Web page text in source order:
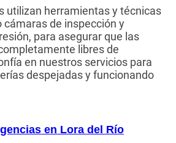
utilizan herramientas y técnicas
cámaras de inspección y
para asegurar que las
libres de
en nuestros servicios para
despejadas y funcionando
en Lora del Río